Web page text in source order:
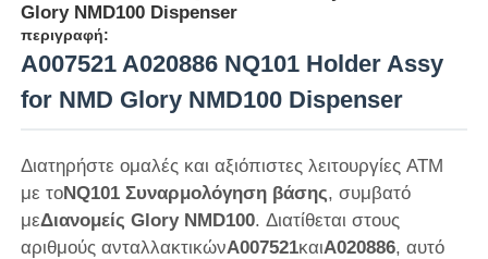
Glory NMD100 Dispenser
περιγραφή:
A007521 A020886 NQ101 Holder Assy
for NMD Glory NMD100 Dispenser
Διατηρήστε ομαλές και αξιόπιστες λειτουργίες ATM
με τοNQ101 Συναρμολόγηση βάσης, συμβατό
μεΔιανομείς Glory NMD100. Διατίθεται στους
αριθμούς ανταλλακτικώνA007521καιA020886, αυτό